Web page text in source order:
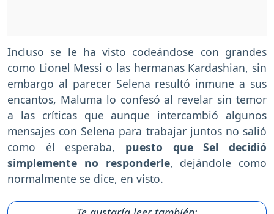
Incluso se le ha visto codeándose con grandes
como Lionel Messi o las hermanas Kardashian, sin
embargo al parecer Selena resultó inmune a sus
encantos, Maluma lo confesó al revelar sin temor
a las críticas que aunque intercambió algunos
mensajes con Selena para trabajar juntos no salió
como él esperaba, puesto que Sel decidió
simplemente no responderle, dejándole como
normalmente se dice, en visto.